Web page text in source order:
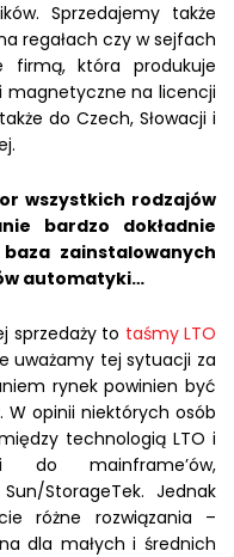
Sprzedajemy także
regałach czy w sejfach
firmą, która produkuje
magnetyczne na licencji
do Czech, Słowacji i
wszystkich rodzajów
bardzo dokładnie
zainstalowanych
automatyki…
sprzedaży to taśmy LTO
uważamy tej sytuacji za
rynek powinien być
W opinii niektórych osób
technologią LTO i
do mainframe’ów,
StorageTek. Jednak
różne rozwiązania –
dla małych i średnich